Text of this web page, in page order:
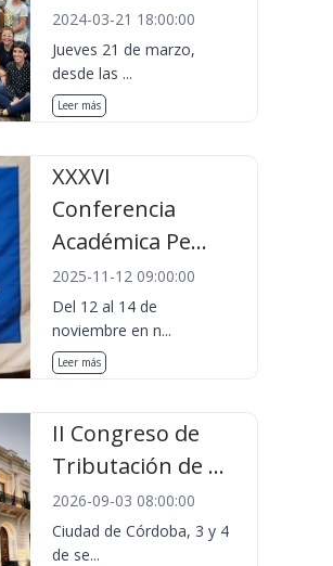
2024-03-21 18:00:00
Jueves 21 de marzo,
desde las ...
Leer más
XXXVI
Conferencia
Académica Pe...
2025-11-12 09:00:00
Del 12 al 14 de
noviembre en n...
Leer más
II Congreso de
Tributación de ...
2026-09-03 08:00:00
Ciudad de Córdoba, 3 y 4
de se...